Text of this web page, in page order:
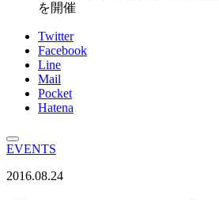
を開催
Twitter
Facebook
Line
Mail
Pocket
Hatena
EVENTS
2016.08.24